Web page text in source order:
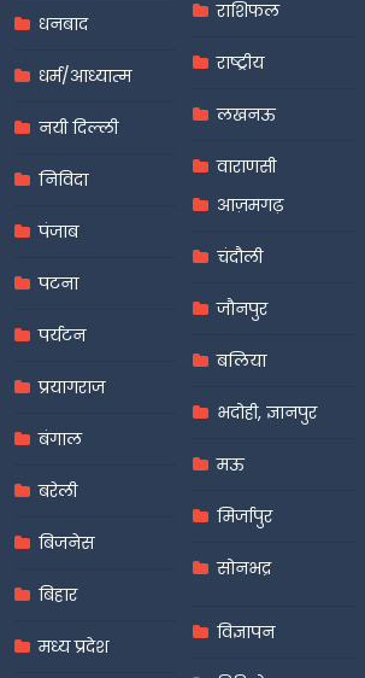
धनबाद
धर्म/आध्यात्म
नयी दिल्ली
निविदा
पंजाब
पटना
पर्यटन
प्रयागराज
बंगाल
बरेली
बिजनेस
बिहार
मध्य प्रदेश
राशिफल
राष्ट्रीय
लखनऊ
वाराणसी
आज़मगढ़
चंदौली
जौनपुर
बलिया
भदोही, ज्ञानपुर
मऊ
मिर्जापुर
सोनभद्र
विज्ञापन